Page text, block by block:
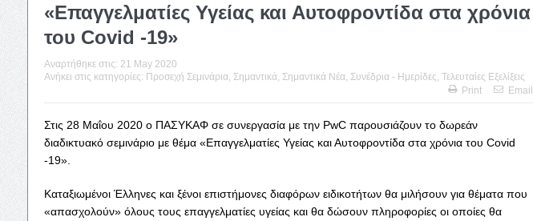
«Επαγγελματίες Υγείας και Αυτοφροντίδα στα χρόνια
του Covid -19»
Αναρτήθηκε στις: 21 May 2020
Ανήκει στις κατηγορίες: Προσεχή Σεμινάρια Σημαντικά Σημαντικά Νέα Συνέδρια - Ημερίδες Τελευταίες Εξελίξεις
Print
Email
Στις 28 Μαΐου 2020 ο ΠΑΣΥΚΑΦ σε συνεργασία με την PwC παρουσιάζουν το δωρεάν
διαδικτυακό σεμινάριο με θέμα «Επαγγελματίες Υγείας και Αυτοφροντίδα στα χρόνια του Covid
-19».
Καταξιωμένοι Έλληνες και ξένοι επιστήμονες διαφόρων ειδικοτήτων θα μιλήσουν για θέματα που
«απασχολούν» όλους τους επαγγελματίες υγείας και θα δώσουν πληροφορίες οι οποίες θα